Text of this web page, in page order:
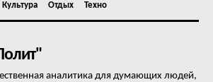
Культура
Отдых Техно
аналитика для думающих людей,